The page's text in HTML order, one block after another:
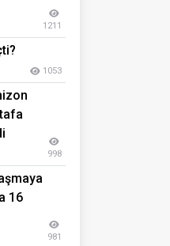
1211
1053
998
16
981